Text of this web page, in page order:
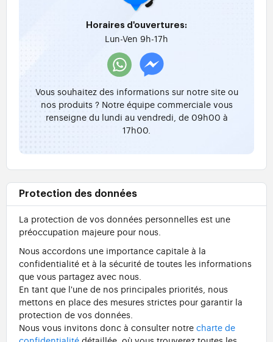
Horaires d'ouvertures:
Lun-Ven 9h-17h
Vous souhaitez des informations sur notre site ou
nos produits ? Notre équipe commerciale vous
renseigne du lundi au vendredi, de 09h00 à
17h00.
Protection des données
La protection de vos données personnelles est une
préoccupation majeure pour nous.
Nous accordons une importance capitale à la
confidentialité et à la sécurité de toutes les informations
que vous partagez avec nous.
En tant que l'une de nos principales priorités, nous
mettons en place des mesures strictes pour garantir la
protection de vos données.
Nous vous invitons donc à consulter notre charte de
confidentialité détaillée, où vous trouverez toutes les